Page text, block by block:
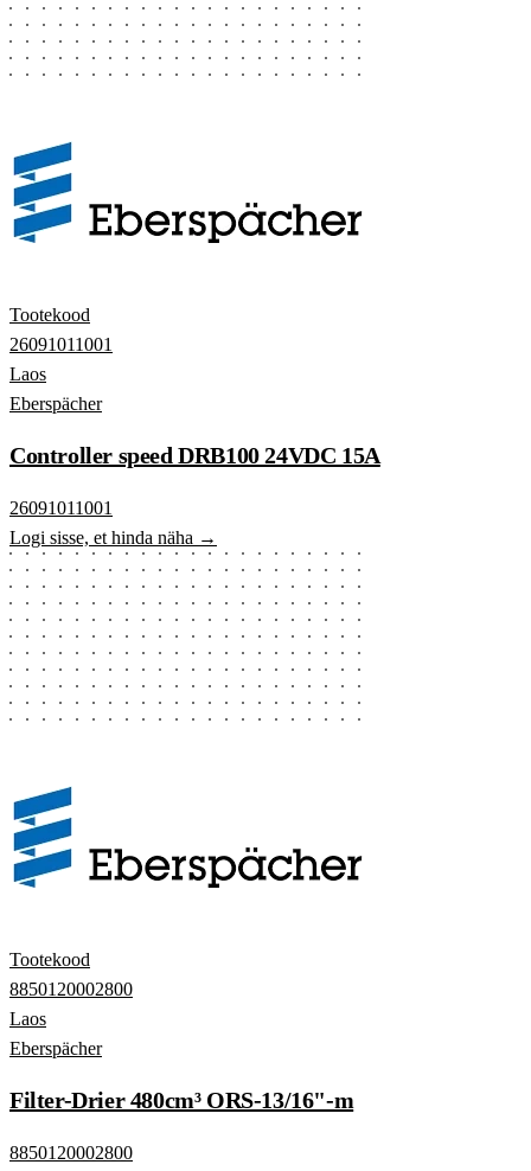
Tootekood
26091011001
Laos
Eberspächer
Controller speed DRB100 24VDC 15A
26091011001
Logi sisse, et hinda näha →
Tootekood
8850120002800
Laos
Eberspächer
Filter-Drier 480cm³ ORS-13/16"-m
8850120002800